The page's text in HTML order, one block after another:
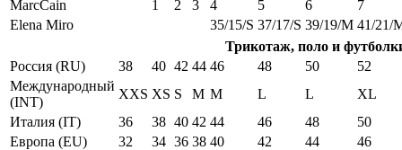
MarcCain
1 2 3 4 5 6
7
Elena Miro
35/15/S 37/17/S 39/19/M 41/21/
Трикотаж, поло и
Россия (RU)
38 40 42 44 46 48 50
52
Международный
(INT)
XXS XS S M M L L
XL
Италия (IT)
36 38 40 42 44 46 48
50
Европа (EU)
32 34 36 38 40 42 44
46